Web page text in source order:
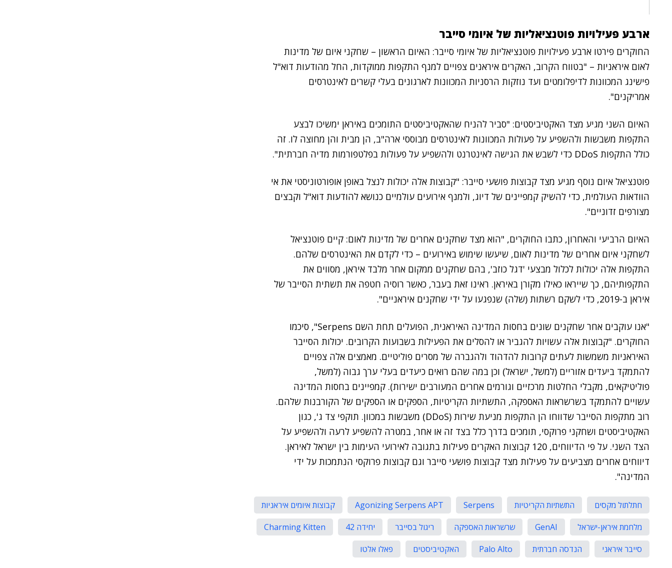
ארבע פעילויות פוטנציאליות של איומי סייבר
החוקרים פירטו ארבע פעילויות פוטנציאליות של איומי סייבר: האיום הראשון – שחקני איום של מדינות
לאום איראניות – "בטווח הקרוב, האקרים איראנים צפויים למנף התקפות ממוקדות, החל מהודעות דוא"ל
פישינג המכוונות לדיפלומטים ועד נוזקות הרסניות המכוונות לארגונים בעלי קשרים לאינטרסים
אמריקנים".
האיום השני מגיע מצד האקטיביסטים: "סביר להניח שהאקטיביסטים התומכים באיראן ימשיכו לבצע
התקפות משבשות ולהשפיע על פעולות המכוונות לאינטרסים מבוססי ארה"ב, הן מבית והן מחוצה לו. זה
כולל התקפות DDoS כדי לשבש את הגישה לאינטרנט ולהשפיע על פעולות בפלטפורמות מדיה חברתית".
פוטנציאל איום נוסף מגיע מצד קבוצות פושעי סייבר: "קבוצות אלה יכולות לנצל באופן אופורטוניסטי את אי
הוודאות העולמית, כדי להשיק קמפיינים של דיוג, ולמנף אירועים עולמיים כנושא להודעות דוא"ל וקבצים
מצורפים זדוניים".
האיום הרביעי והאחרון, כתבו החוקרים, "הוא מצד שחקנים אחרים של מדינות לאום: קיים פוטנציאל
לשחקני איום אחרים של מדינות לאום, שיעשו שימוש באירועים – כדי לקדם את האינטרסים שלהם.
התקפות אלה יכולות לכלול מבצעי 'דגל כוזב', בהם שחקנים ממקום אחר מלבד איראן, מסווים את
התקפותיהם, כך שייראו כאילו מקורן באיראן. ראינו זאת בעבר, כאשר רוסיה חטפה את תשתית הסייבר של
איראן ב-2019, כדי לשקם רשתות (שלה) שנפגעו על ידי שחקנים איראניים".
"אנו עוקבים אחר שחקנים שונים בחסות המדינה האיראנית, הפועלים תחת השם Serpens", סיכמו
החוקרים. "קבוצות אלה עשויות להגביר או להסלים את הפעילות בשבועות הקרובים. יכולות הסייבר
האיראניות משמשות לעתים קרובות להדהוד ולהגברה של מסרים פוליטיים. מאמצים אלה צפויים
להתמקד ביעדים אזוריים (למשל, ישראל) וכן במה שהם רואים כיעדים בעלי ערך גבוה (למשל,
פוליטיקאים, מקבלי החלטות מרכזיים וגורמים אחרים המעורבים ישירות). קמפיינים בחסות המדינה
עשויים להתמקד בשרשראות האספקה, התשתיות הקריטיות, הספקים או הספקים של הקורבנות שלהם.
רוב מתקפות הסייבר שדווחו הן התקפות מניעת שירות (DDoS) משבשות במכוון. תוקפי צד ג', כגון
האקטיביסטים ושחקני פרוקסי, תומכים בדרך כלל בצד זה או אחר, במטרה להשפיע לרעה ולהשפיע על
הצד השני. על פי הדיווחים, 120 קבוצות האקרים פעילות בתגובה לאירועי העימות בין ישראל לאיראן.
דיווחים אחרים מצביעים על פעילות מצד קבוצות פושעי סייבר וגם קבוצות פרוקסי הנתמכות על ידי
המדינה".
חתלתול מקסים התשתיות הקריטיות Serpens
Agonizing Serpens APT
קבוצות איומים איראניות
מלחמת איראן-ישראל
GenAI שרשראות האספקה ריגול בסייבר יחידה 42
Charming Kitten
סייבר איראני
הנדסה חברתית Palo Alto האקטיביסטים פאלו אלטו